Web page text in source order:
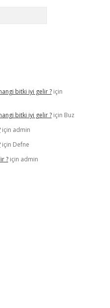
bitki iyi gelir ?için
bitki iyi gelir ?için Buz
için admin
için Defne
?için admin